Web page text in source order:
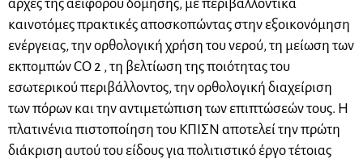
αρχές της αειφόρου δόμησης, με περιβαλλοντικά
καινοτόμες πρακτικές αποσκοπώντας στην εξοικονόμηση
ενέργειας, την ορθολογική χρήση του νερού, τη μείωση των
εκπομπών CO 2 , τη βελτίωση της ποιότητας του
εσωτερικού περιβάλλοντος, την ορθολογική διαχείριση
των πόρων και την αντιμετώπιση των επιπτώσεών τους. Η
πλατινένια πιστοποίηση του ΚΠΙΣΝ αποτελεί την πρώτη
διάκριση αυτού του είδους για πολιτιστικό έργο τέτοιας